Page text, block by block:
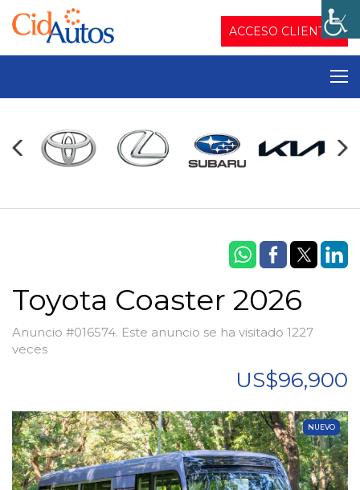
ACCESO CLIENTES
Toyota Coaster 2026
Anuncio #016574. Este anuncio se ha visitado 1227
veces
US$96,900
NUEVO